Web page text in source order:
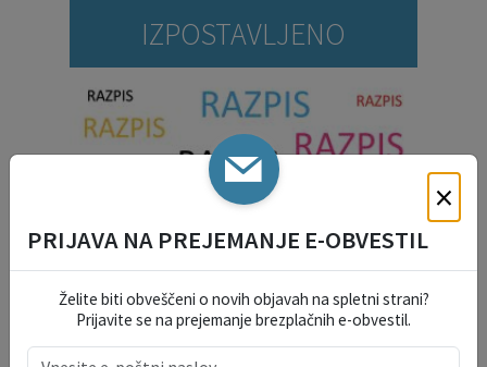
IZPOSTAVLJENO
JAVNI RAZPISI IN JAVNI POZIVI ZA ...
VLOGE IN OBRAZCI
×
PRIJAVA NA PREJEMANJE E-OBVESTIL
Želite biti obveščeni o novih objavah na spletni strani?
Prijavite se na prejemanje brezplačnih e-obvestil.